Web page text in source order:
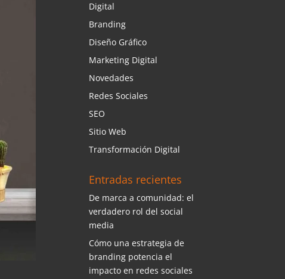
Digital
Branding
Diseño Gráfico
Marketing Digital
Novedades
Redes Sociales
SEO
Sitio Web
Transformación Digital
Entradas recientes
De marca a comunidad: el
verdadero rol del social
media
Cómo una estrategia de
branding potencia el
impacto en redes sociales